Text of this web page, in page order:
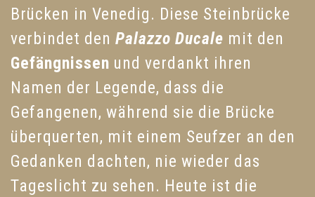
Brücken in Venedig. Diese Steinbrücke
verbindet den Palazzo Ducale mit den
Gefängnissen und verdankt ihren
Namen der Legende, dass die
Gefangenen, während sie die Brücke
überquerten, mit einem Seufzer an den
Gedanken dachten, nie wieder das
Tageslicht zu sehen. Heute ist die